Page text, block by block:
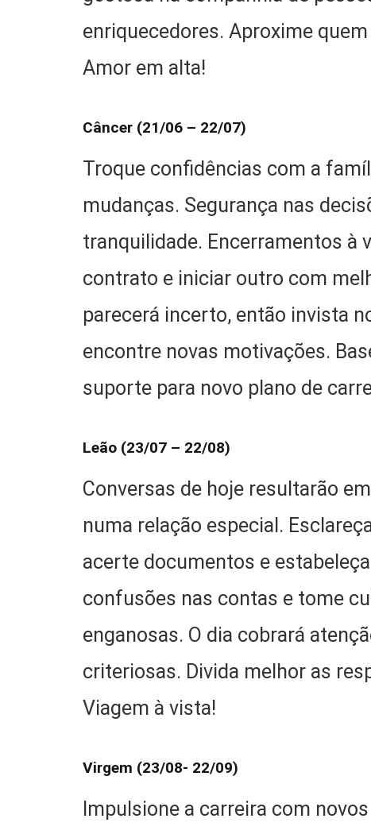
enriquecedores. Aproxime
Amor em alta!
Câncer (21/06 – 22/07)
Troque confidências com a
mudanças. Segurança nas
tranquilidade. Encerramentos à
contrato e iniciar outro com
parecerá incerto, então invista
encontre novas motivações.
suporte para novo plano de
Leão (23/07 – 22/08)
Conversas de hoje resultarão
numa relação especial.
acerte documentos e
confusões nas contas e tome
enganosas. O dia cobrará
criteriosas. Divida melhor as
Viagem à vista!
Virgem (23/08- 22/09)
Impulsione a carreira com